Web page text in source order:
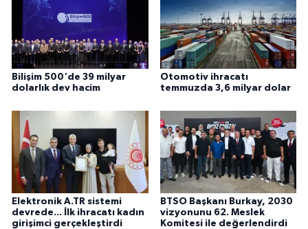
Bilişim 500'de 39 milyar
dolarlık dev hacim
Otomotiv ihracatı
temmuzda 3,6 milyar dolar
Elektronik A.TR sistemi
devrede... İlk ihracatı kadın
girişimci gerçekleştirdi
BTSO Başkanı Burkay, 2030
vizyonunu 62. Meslek
Komitesi ile değerlendirdi